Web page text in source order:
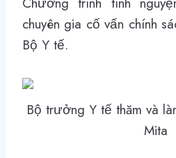
chuyên gia cố vấn chính
Bộ Y tế.
Bộ trưởng Y tế thăm và
Mita